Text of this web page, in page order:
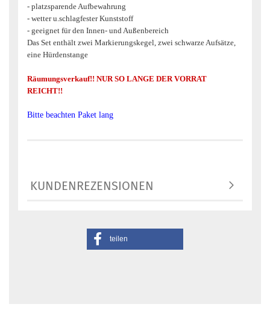
- platzsparende Aufbewahrung
- wetter u.schlagfester Kunststoff
- geeignet für den Innen- und Außenbereich
Das Set enthält zwei Markierungskegel, zwei schwarze Aufsätze,
eine Hürdenstange
Räumungsverkauf!! NUR SO LANGE DER VORRAT
REICHT!!
Bitte beachten Paket lang
KUNDENREZENSIONEN
teilen